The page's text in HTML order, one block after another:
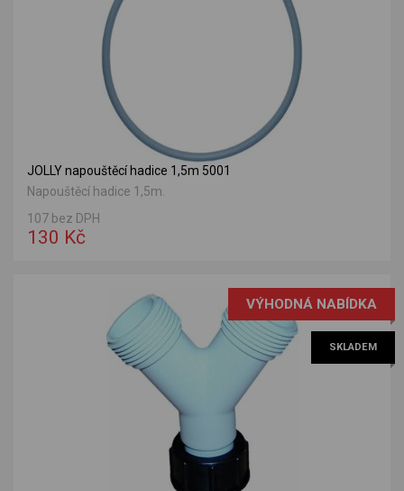
JOLLY napouštěcí hadice 1,5m 5001
Napouštěcí hadice 1,5m.
107 bez DPH
130 Kč
VÝHODNÁ NABÍDKA
SKLADEM